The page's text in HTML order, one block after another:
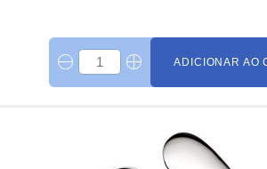
ADICIONAR AO